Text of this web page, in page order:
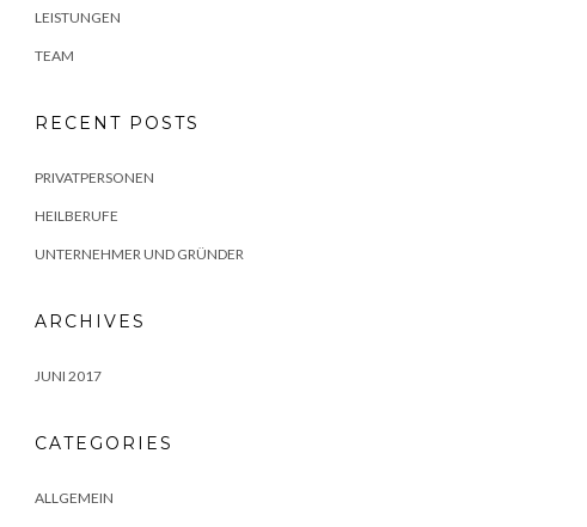
LEISTUNGEN
TEAM
RECENT POSTS
PRIVATPERSONEN
HEILBERUFE
UNTERNEHMER UND GRÜNDER
ARCHIVES
JUNI 2017
CATEGORIES
ALLGEMEIN